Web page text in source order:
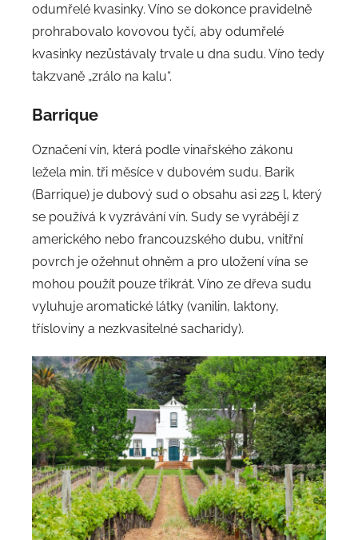
odumřelé kvasinky. Víno se dokonce pravidelně
prohrabovalo kovovou tyčí, aby odumřelé
kvasinky nezůstávaly trvale u dna sudu. Víno tedy
takzvaně „zrálo na kalu“.
Barrique
Označení vín, která podle vinařského zákonu
ležela min. tři měsíce v dubovém sudu. Barik
(Barrique) je dubový sud o obsahu asi 225 l, který
se používá k vyzrávání vín. Sudy se vyrábějí z
amerického nebo francouzského dubu, vnitřní
povrch je ožehnut ohněm a pro uložení vína se
mohou použít pouze třikrát. Víno ze dřeva sudu
vyluhuje aromatické látky (vanilin, laktony,
třísloviny a nezkvasitelné sacharidy).